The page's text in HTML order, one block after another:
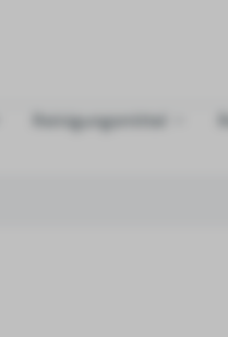
Reinigungsmittel